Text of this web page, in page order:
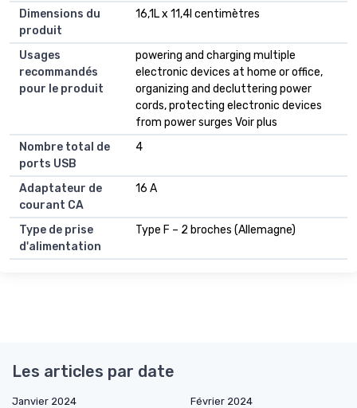
Dimensions du
produit
16,1L x 11,4l centimètres
Usages
recommandés
pour le produit
powering and charging multiple
electronic devices at home or office,
organizing and decluttering power
cords, protecting electronic devices
from power surges Voir plus
Nombre total de
ports USB
4
Adaptateur de
courant CA
16 A
Type de prise
d'alimentation
Type F – 2 broches (Allemagne)
Les articles par date
Janvier 2024
Février 2024